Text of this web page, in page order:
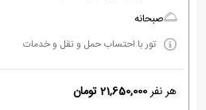
صبحانه
تور با احتساب حمل و نقل و خدمات
هر نفر21,650,000 تومان